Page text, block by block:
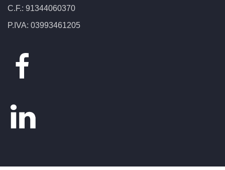
C.F.: 91344060370
P.IVA: 03993461205